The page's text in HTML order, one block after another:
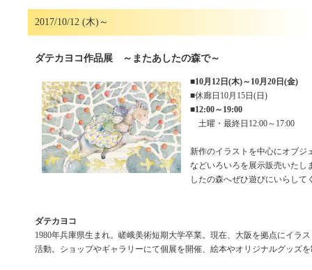
2017/10/12 (木)～
ダテカヨコ作品展 ～またあしたの森で～
■10月12日(木)～10月20日(金)
■休廊日10月15日(日)
■12:00～19:00
土曜・最終日12:00～17:00
新作のイラストを中心にオブジ
などいろいろを展示販売いたし
したの森へぜひ遊びにいらして
ダテカヨコ
1980年兵庫県生まれ。嵯峨美術短期大学卒業。現在、大阪を拠点にイラ
活動。ショップやギャラリーにて個展を開催、絵本やオリジナルグッズ